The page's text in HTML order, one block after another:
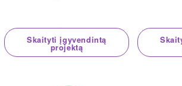
Skaityti įgyvendintą
projektą